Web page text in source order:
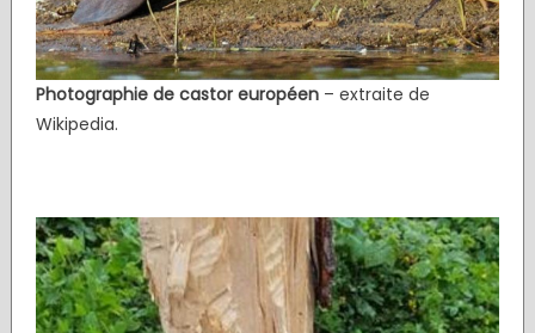
Photographie de castor européen– extraite de
Wikipedia.